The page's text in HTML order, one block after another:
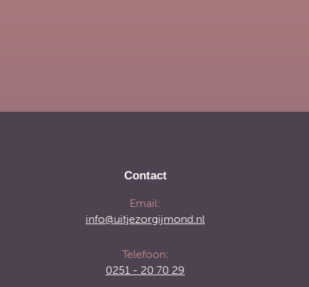
Contact
Email:
info@uitjezorgijmond.nl
Telefoon:
0251 - 20 70 29